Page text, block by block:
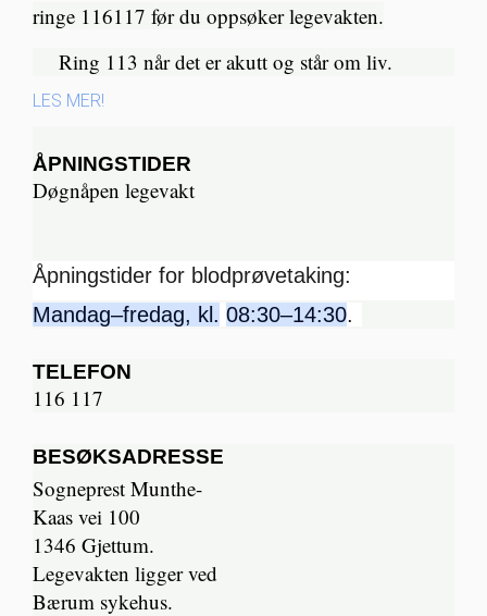
ringe 116117 før du oppsøker legevakten.
Ring 113 når det er akutt og står om liv.​
LES MER!
ÅPNINGSTIDER
Døgnåpen legevakt
Åpningstider for blodprøvetaking:
Mandag–fredag, kl. 08:30–14:30.
TELEFON
116 117
BESØKSADRESSE
Sogneprest Munthe-
Kaas vei 100
1346 Gjettum.
Legevakten ligger ved
Bærum sykehus.